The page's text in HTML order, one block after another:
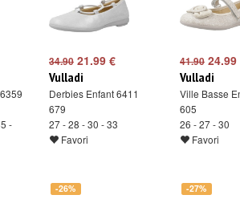
-
34.90 21.99 €
Vulladi
Derbies Enfant 6411
679
27 - 28 - 30 - 33
Favori
41.90 24.99
Vulladi
Ville Basse
605
26 - 27 - 30
Favori
-26% -27%